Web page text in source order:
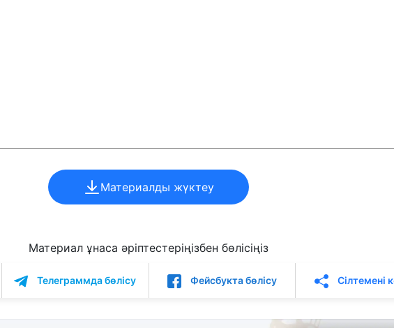
Материалды жүктеу
Материал ұнаса әріптестеріңізбен бөлісіңіз
Телеграммда бөлісу Фейсбукта бөлісу Сілтемені